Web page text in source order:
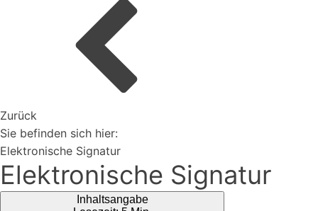
Alle Funktionen ansehen
Organisiere deine Aufträge in Überischtlichen
Erweiterungen
Rest-API Schnittstelle
Vertriebspartner werden
Zurück
Sie befinden sich hier:
Elektronische Signatur
Elektronische Signatur
Inhaltsangabe